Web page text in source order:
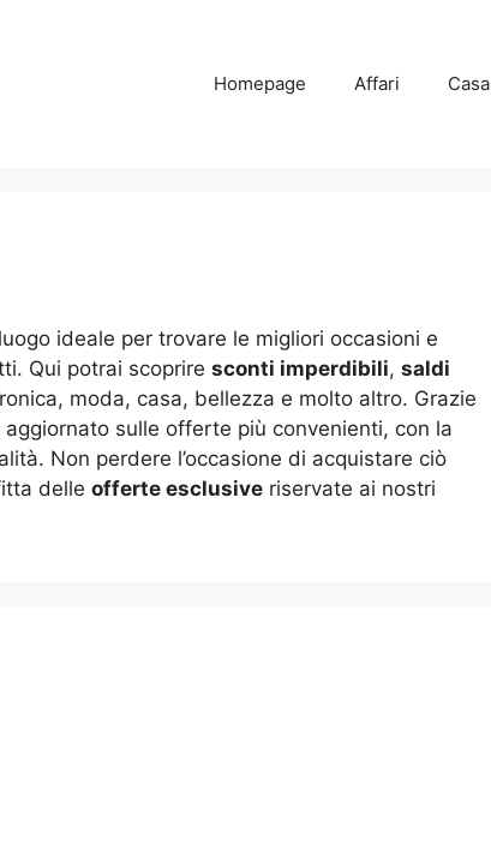
Homepage Affari Casa
ideale per trovare le migliori occasioni e
Qui potrai scoprire sconti imperdibili, saldi
moda, casa, bellezza e molto altro. Grazie
sulle offerte più convenienti, con la
Non perdere l’occasione di acquistare ciò
delle offerte esclusive riservate ai nostri